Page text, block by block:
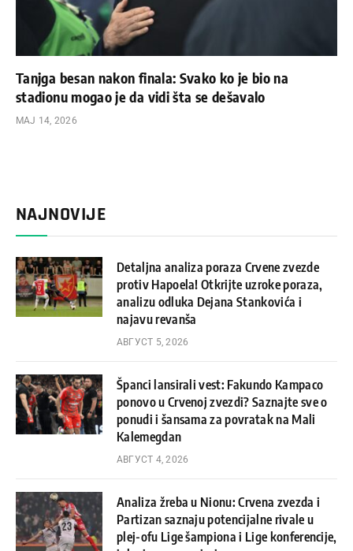
Tanjga besan nakon finala: Svako ko je bio na
stadionu mogao je da vidi šta se dešavalo
МАЈ 14, 2026
NAJNOVIJE
Detaljna analiza poraza Crvene zvezde
protiv Hapoela! Otkrijte uzroke poraza,
analizu odluka Dejana Stankovića i
najavu revanša
АВГУСТ 5, 2026
Španci lansirali vest: Fakundo Kampaco
ponovo u Crvenoj zvezdi? Saznajte sve o
ponudi i šansama za povratak na Mali
Kalemegdan
АВГУСТ 4, 2026
Analiza žreba u Nionu: Crvena zvezda i
Partizan saznaju potencijalne rivale u
plej-ofu Lige šampiona i Lige konferencije,